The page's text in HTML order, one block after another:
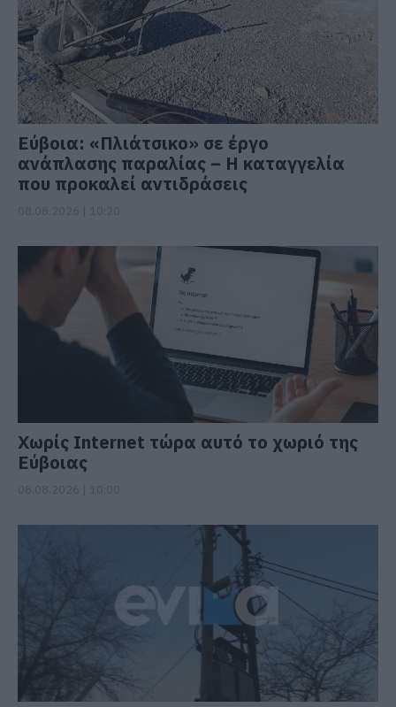
Εύβοια: «Πλιάτσικο» σε έργο
ανάπλασης παραλίας – Η καταγγελία
που προκαλεί αντιδράσεις
Χωρίς Internet τώρα αυτό το χωριό της
Εύβοιας